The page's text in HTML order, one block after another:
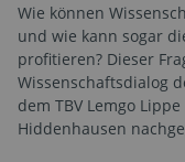
Wie können
und wie kann sogar
profitieren? Dieser
Wissenschaftsdialog
dem TBV Lemgo
Hiddenhausen